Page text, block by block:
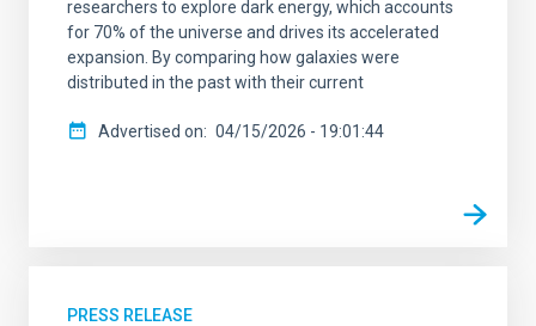
researchers to explore dark energy, which accounts
for 70% of the universe and drives its accelerated
expansion. By comparing how galaxies were
distributed in the past with their current
Advertised on 04/15/2026 - 19:01:44
PRESS RELEASE